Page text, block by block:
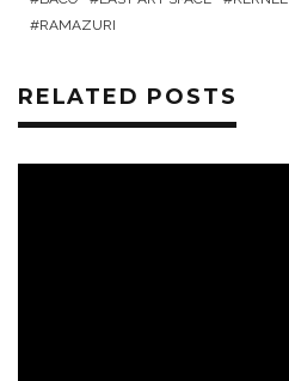
RAMAZURI
RELATED POSTS